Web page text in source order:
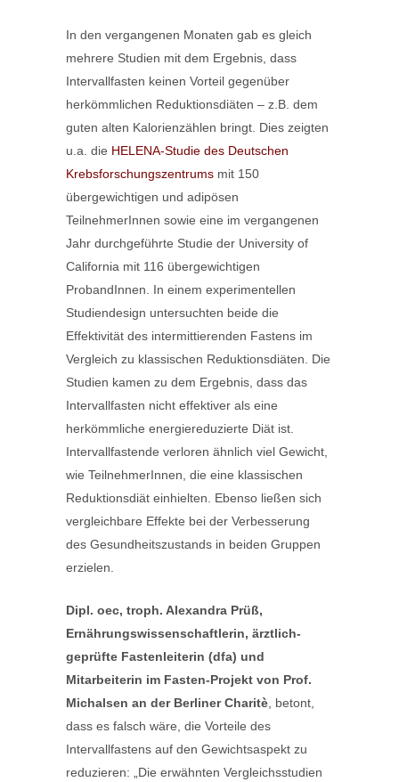
In den vergangenen Monaten gab es gleich
mehrere Studien mit dem Ergebnis, dass
Intervallfasten keinen Vorteil gegenüber
herkömmlichen Reduktionsdiäten – z.B. dem
guten alten Kalorienzählen bringt. Dies zeigten
u.a. die HELENA-Studie des Deutschen
Krebsforschungszentrums mit 150
übergewichtigen und adipösen
TeilnehmerInnen sowie eine im vergangenen
Jahr durchgeführte Studie der University of
California mit 116 übergewichtigen
ProbandInnen. In einem experimentellen
Studiendesign untersuchten beide die
Effektivität des intermittierenden Fastens im
Vergleich zu klassischen Reduktionsdiäten. Die
Studien kamen zu dem Ergebnis, dass das
Intervallfasten nicht effektiver als eine
herkömmliche energiereduzierte Diät ist.
Intervallfastende verloren ähnlich viel Gewicht,
wie TeilnehmerInnen, die eine klassischen
Reduktionsdiät einhielten. Ebenso ließen sich
vergleichbare Effekte bei der Verbesserung
des Gesundheitszustands in beiden Gruppen
erzielen.
Dipl. oec, troph. Alexandra Prüß,
Ernährungswissenschaftlerin, ärztlich-
geprüfte Fastenleiterin (dfa) und
Mitarbeiterin im Fasten-Projekt von Prof.
Michalsen an der Berliner Charitè , betont,
dass es falsch wäre, die Vorteile des
Intervallfastens auf den Gewichtsaspekt zu
reduzieren: „Die erwähnten Vergleichsstudien